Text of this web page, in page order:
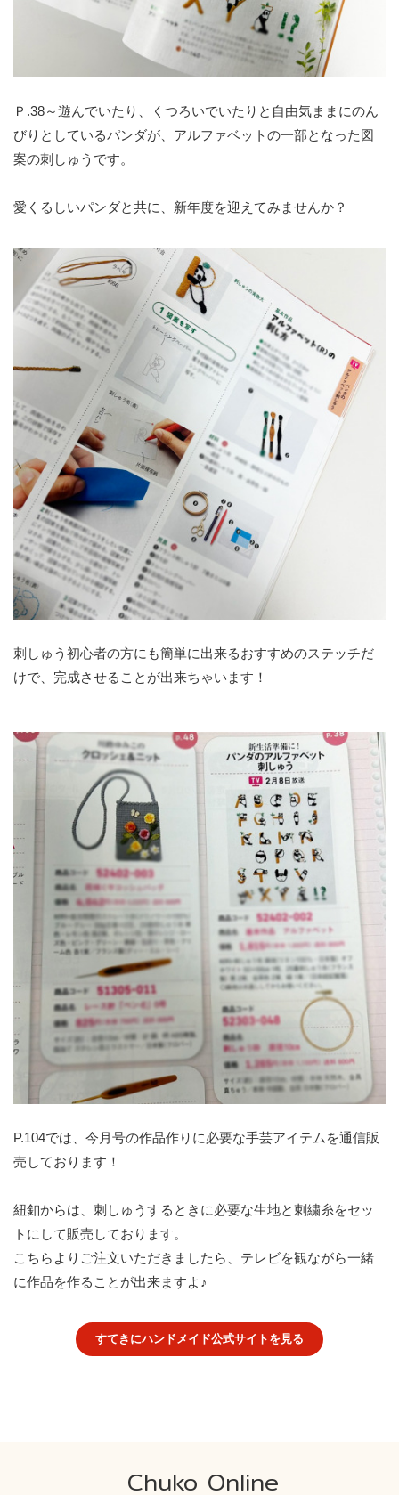
Ｐ.38～遊んでいたり、くつろいでいたりと自由気ままにのん
びりとしているパンダが、アルファベットの一部となった図
案の刺しゅうです。
愛くるしいパンダと共に、新年度を迎えてみませんか？
刺しゅう初心者の方にも簡単に出来るおすすめのステッチだ
けで、完成させることが出来ちゃいます！
P.104では、今月号の作品作りに必要な手芸アイテムを通信販
売しております！
紐釦からは、刺しゅうするときに必要な生地と刺繍糸をセッ
トにして販売しております。
こちらよりご注文いただきましたら、テレビを観ながら一緒
に作品を作ることが出来ますよ♪
すてきにハンドメイド公式サイトを見る
Chuko Online